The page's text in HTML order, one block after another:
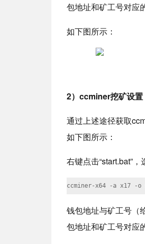
包地址和矿工号对应
如下图所示：
2）ccminer挖矿设置
通过上述途径获取
如下图所示：
右键点击“start.bat”，
ccminer-x64 -a x17 -o
钱包地址与矿工号（
包地址和矿工号对应